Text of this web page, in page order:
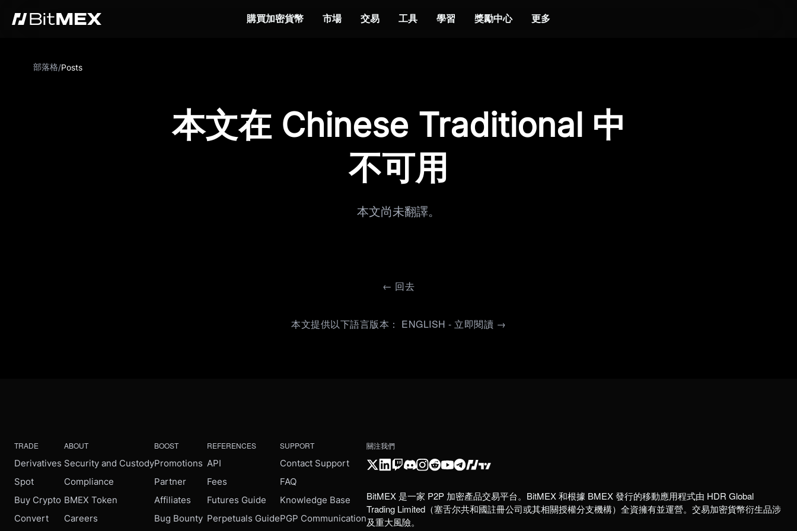
購買加密貨幣 市場 交易 工具 學習 獎勵中心 更多
部落格/Posts
本文在 Chinese Traditional 中
不可用
本文尚未翻譯。
← 回去
本文提供以下語言版本： ENGLISH - 立即閱讀 →
TRADE
Derivatives
Spot
Buy Crypto
Convert
ABOUT
Security and Custody
Compliance
BMEX Token
Careers
BOOST
Promotions
Partner
Affiliates
Bug Bounty
REFERENCES
API
Fees
Futures Guide
Perpetuals Guide
SUPPORT
Contact Support
FAQ
Knowledge Base
PGP Communication
關注我們
BitMEX 是一家 P2P 加密產品交易平台。BitMEX 和根據 BMEX 發行的移動應用程式由 HDR Global
Trading Limited（塞舌尔共和國註冊公司或其相關授權分支機構）全資擁有並運營。交易加密貨幣衍生品涉
及重大風險。